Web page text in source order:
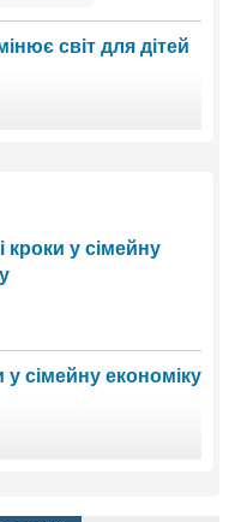
світ для дітей
у сімейну економіку